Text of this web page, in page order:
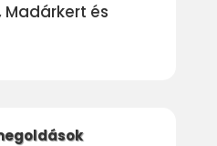
Madárkert és